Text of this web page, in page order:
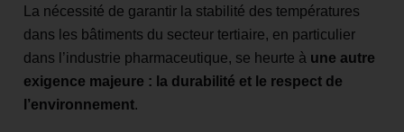
La nécessité de garantir la stabilité des températures
dans les bâtiments du secteur tertiaire, en particulier
dans l’industrie pharmaceutique, se heurte à une autre
exigence majeure : la durabilité et le respect de
l’environnement.